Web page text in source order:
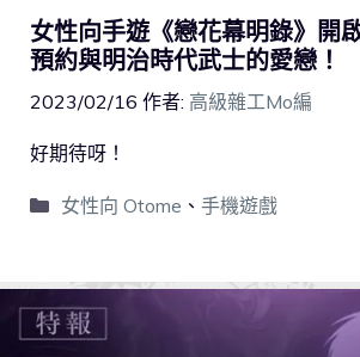
女性向手遊《戀花幕明錄》開
預約與明治時代武士的愛戀！
2023/02/16 作者: 高級雜工Mo編
好期待呀！
女性向 Otome 、 手機遊戲